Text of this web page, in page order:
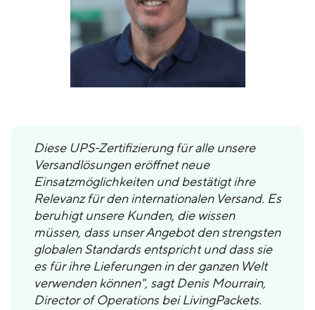
Diese UPS-Zertifizierung für alle unsere
Versandlösungen eröffnet neue
Einsatzmöglichkeiten und bestätigt ihre
Relevanz für den internationalen Versand. Es
beruhigt unsere Kunden, die wissen
müssen, dass unser Angebot den strengsten
globalen Standards entspricht und dass sie
es für ihre Lieferungen in der ganzen Welt
verwenden können", sagt Denis Mourrain,
Director of Operations bei LivingPackets.